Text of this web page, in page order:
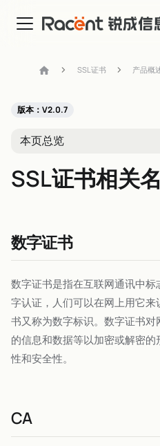
SSL证书 产品概
版本：V2.0.7
本页总览
SSL证书相关
数字证书
数字证书是指在互联网通讯中
字认证，人们可以在网上用它
书又称为数字标识。数字证书
的信息和数据等以加密或解密
性和安全性。
CA